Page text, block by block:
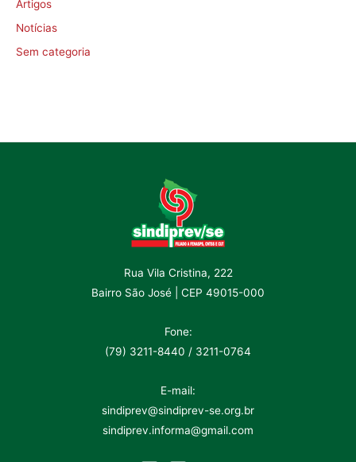
Artigos
Notícias
Sem categoria
Rua Vila Cristina, 222
Bairro São José | CEP 49015-000
Fone:
(79) 3211-8440 / 3211-0764
E-mail:
sindiprev@sindiprev-se.org.br
sindiprev.informa@gmail.com